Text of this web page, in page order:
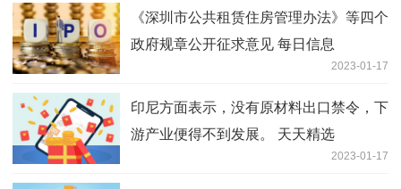
《深圳市公共租赁住房管理办法》等四个
政府规章公开征求意见 每日信息
2023-01-17
印尼方面表示，没有原材料出口禁令，下
游产业便得不到发展。 天天精选
2023-01-17